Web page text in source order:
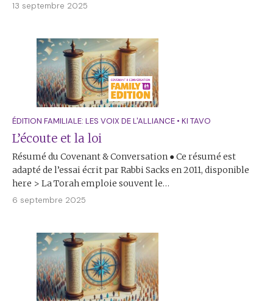
13 septembre 2025
ÉDITION FAMILIALE: LES VOIX DE L'ALLIANCE • KI TAVO
L’écoute et la loi
Résumé du Covenant & Conversation ● Ce résumé est
adapté de l’essai écrit par Rabbi Sacks en 2011, disponible
here > La Torah emploie souvent le…
6 septembre 2025